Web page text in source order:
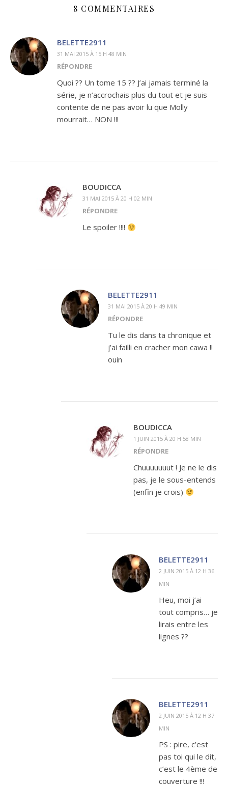
8 COMMENTAIRES
BELETTE2911
31 MAI 2015 À 15 H 48 MIN
RÉPONDRE
Quoi ?? Un tome 15 ?? J’ai jamais terminé la
série, je n’accrochais plus du tout et je suis
contente de ne pas avoir lu que Molly
mourrait… NON !!!
BOUDICCA
31 MAI 2015 À 20 H 02 MIN
RÉPONDRE
Le spoiler !!!!
BELETTE2911
31 MAI 2015 À 20 H 49 MIN
RÉPONDRE
Tu le dis dans ta chronique et
j’ai failli en cracher mon cawa !!
ouin
BOUDICCA
1 JUIN 2015 À 20 H 58 MIN
RÉPONDRE
Chuuuuuuut ! Je ne le dis
pas, je le sous-entends
(enfin je crois)
BELETTE2911
2 JUIN 2015 À 12 H 36
MIN
Heu, moi j’ai
tout compris… je
lirais entre les
lignes ??
BELETTE2911
2 JUIN 2015 À 12 H 37
MIN
PS : pire, c’est
pas toi qui le dit,
c’est le 4ème de
couverture !!!